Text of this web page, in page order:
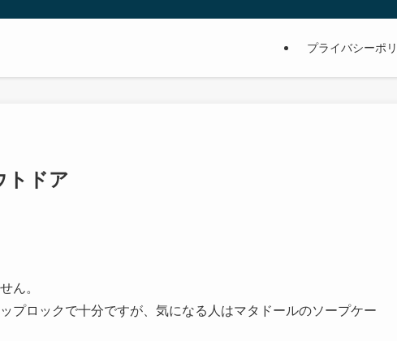
プライバシーポ
トドア
ん。
プロックで十分ですが、気になる人はマタドールのソープケー